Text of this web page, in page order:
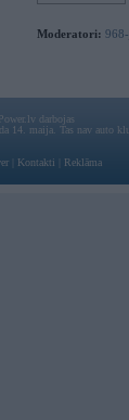
Moderatori:
darbojas
14. maija. Tas nav auto
Kontakti Reklāma